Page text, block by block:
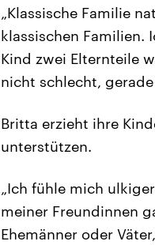
„Klassische Familie
klassischen Familien.
Kind zwei Elternteile
nicht schlecht,
Britta erzieht ihre
unterstützen.
„Ich fühle mich
meiner Freundinnen
Ehemänner oder